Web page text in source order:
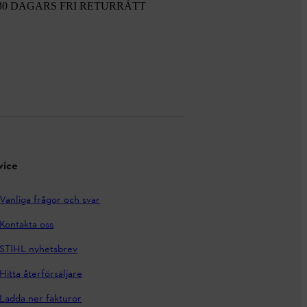
DAGARS FRI RETURRÄTT
Vanliga frågor och svar
Kontakta oss
STIHL nyhetsbrev
Hitta återförsäljare
Ladda ner fakturor